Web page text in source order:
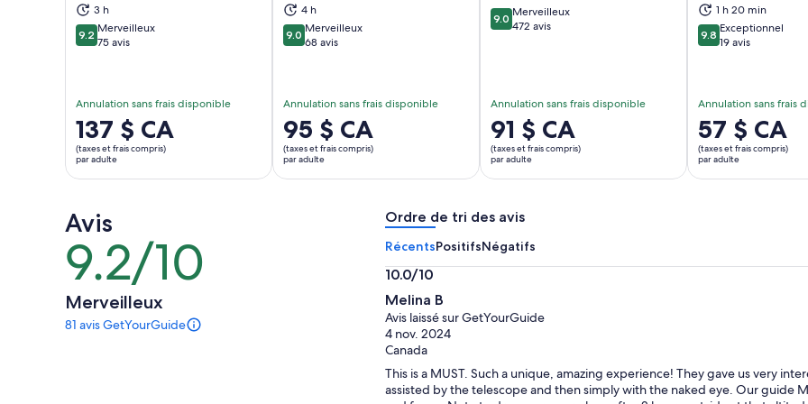
3 h
9.29.2 sur 10
Merveilleux
75 avis
Annulation sans frais disponible
Le
prix
est
de 137 $ CA.
adulte
137 $ CA
(taxes et frais compris)
par adulte
S’ouvre dans un nouvel onglet
4 h
9.09.0 sur 10
Merveilleux
68 avis
Annulation sans frais disponible
Le
prix
est
de 95 $ CA.
95 $ CA
(taxes et frais compris)
par adulte
S’ouvre dans un nouvel onglet
9.09.0 sur 10
Merveilleux
472 avis
Annulation sans frais disponible
Le
prix
est
de 91 $ CA.
adulte
91 $ CA
(taxes et frais compris)
par adulte
S’ouvre dans un nouvel onglet
1 h 20 min
9.89.8 sur 10
Exceptionnel
19 avis
Annulation sans frais
Le
prix
est
de 57 $ CA.
57 $ CA
(taxes et frais compris)
par adulte
Avis
9.2/10
9.2
sur
10
Merveilleux
81 avis GetYourGuide
Il
Ordre de tri des avis
RécentsPositifsNégatifs
10.0/10
10.0
sur
10
Melina B
Avis laissé sur GetYourGuide
4 nov. 2024
Canada
This is a MUST. Such a unique, amazing experience! They gave us very
assisted by the telescope and then simply with the naked eye. Our guide